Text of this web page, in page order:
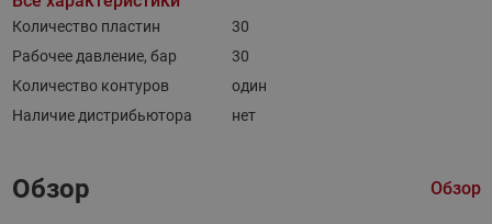
Количество пластин
30
Рабочее давление, бар
30
Количество контуров
один
Наличие дистрибьютора
нет
Обзор Обзор